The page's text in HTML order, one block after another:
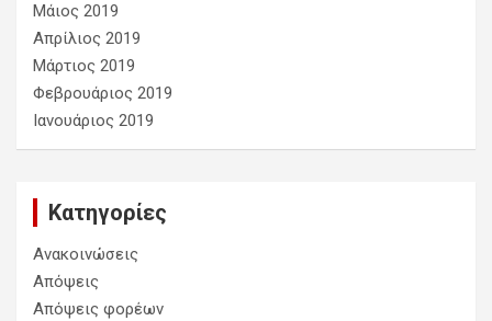
Μάιος 2019
Απρίλιος 2019
Μάρτιος 2019
Φεβρουάριος 2019
Ιανουάριος 2019
Kατηγορίες
Ανακοινώσεις
Απόψεις
Απόψεις φορέων